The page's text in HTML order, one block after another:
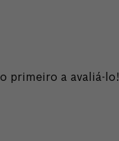
primeiro a avaliá-lo!